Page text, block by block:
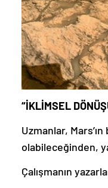
“İKLİMSEL
Uzmanlar,
olabileceğinden,
Çalışmanın